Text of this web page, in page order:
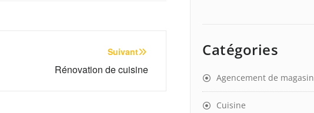
Suivant
Rénovation de cuisine
Catégories
Agencement de magasin
Cuisine